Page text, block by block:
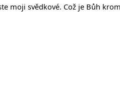
moji svědkové. Což je Bůh